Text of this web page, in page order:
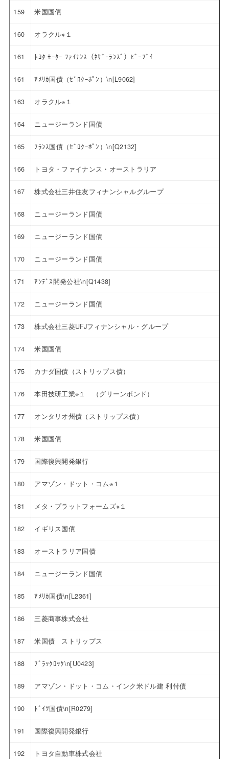
159 米国国債
160 オラクル※１
161 ﾄﾖﾀ ﾓｰﾀｰ ﾌｧｲﾅﾝｽ（ﾈｻﾞｰﾗﾝｽﾞ）ﾋﾞｰﾌﾞｲ
161 ｱﾒﾘｶ国債（ｾﾞﾛｸｰﾎﾟﾝ）\n[L9062]
163 オラクル※１
164 ニュージーランド国債
165 ﾌﾗﾝｽ国債（ｾﾞﾛｸｰﾎﾟﾝ）\n[Q2132]
166 トヨタ・ファイナンス・オーストラリア
167 株式会社三井住友フィナンシャルグループ
168 ニュージーランド国債
169 ニュージーランド国債
170 ニュージーランド国債
171 ｱﾝﾃﾞｽ開発公社\n[Q1438]
172 ニュージーランド国債
173 株式会社三菱UFJフィナンシャル・グループ
174 米国国債
175 カナダ国債（ストリップス債）
176 本田技研工業※１ （グリーンボンド）
177 オンタリオ州債（ストリップス債）
178 米国国債
179 国際復興開発銀行
180 アマゾン・ドット・コム※１
181 メタ・プラットフォームズ※１
182 イギリス国債
183 オーストラリア国債
184 ニュージーランド国債
185 ｱﾒﾘｶ国債\n[L2361]
186 三菱商事株式会社
187 米国債 ストリップス
188 ﾌﾞﾗｯｸﾛｯｸ\n[U0423]
189 アマゾン・ドット・コム・インク米ドル建 利付債
190 ﾄﾞｲﾂ国債\n[R0279]
191 国際復興開発銀行
192 トヨタ自動車株式会社